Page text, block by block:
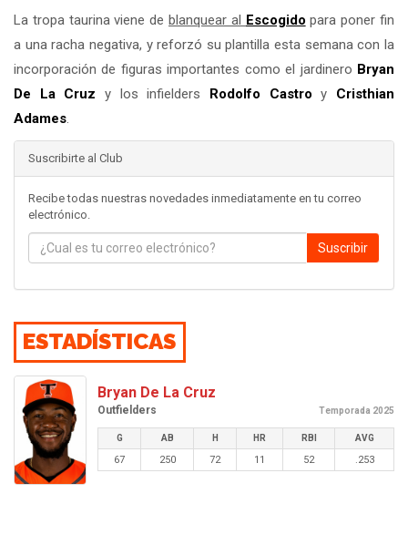
La tropa taurina viene de blanquear al Escogido para poner fin
a una racha negativa, y reforzó su plantilla esta semana con la
incorporación de figuras importantes como el jardinero Bryan
De La Cruz y los infielders Rodolfo Castro y Cristhian
Adames.
Suscribirte al Club
Recibe todas nuestras novedades inmediatamente en tu correo
electrónico.
Suscribir
ESTADÍSTICAS
Bryan De La Cruz
Outfielders Temporada 2025
G AB H HR RBI AVG
67 250 72 11 52 .253